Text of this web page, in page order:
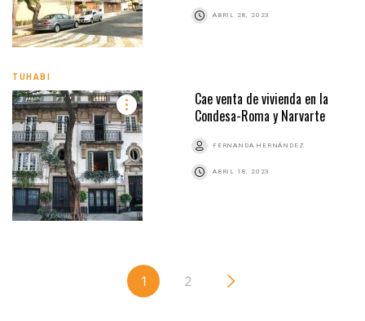
ABRIL 28, 2023
TUHABI
Cae venta de vivienda en la
Condesa-Roma y Narvarte
FERNANDA HERNÁNDEZ
ABRIL 18, 2023
1 2